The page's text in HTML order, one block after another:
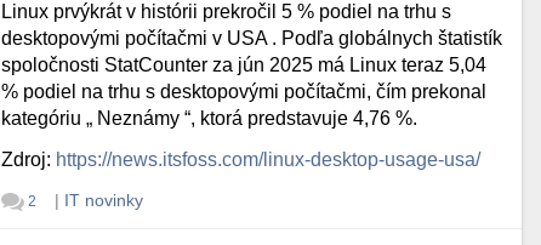
Linux prvýkrát v histórii prekročil 5 % podiel na trhu s
desktopovými počítačmi v USA . Podľa globálnych štatistík
spoločnosti StatCounter za jún 2025 má Linux teraz 5,04
% podiel na trhu s desktopovými počítačmi, čím prekonal
kategóriu „ Neznámy “, ktorá predstavuje 4,76 %.
Zdroj: https://news.itsfoss.com/linux-desktop-usage-usa/
2 | IT novinky